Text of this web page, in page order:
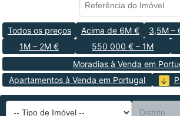
Todos os preços Acima de 6M € 3,5M –
1M – 2M €
550 000 € – 1M
Moradias à Venda em
Apartamentos à Venda em Portugal